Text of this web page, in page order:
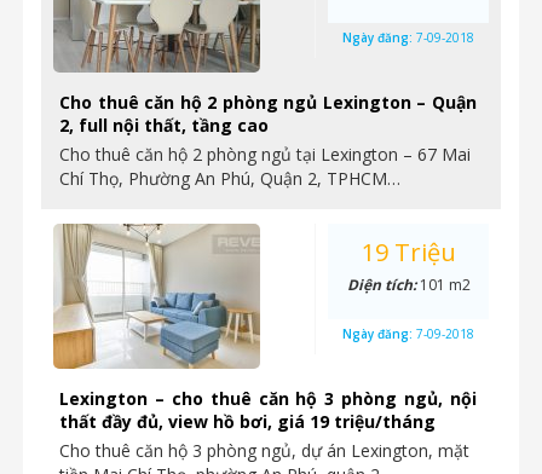
Cho thuê căn hộ 2 phòng ngủ Lexington – Quận
2, full nội thất, tầng cao
Cho thuê căn hộ 2 phòng ngủ tại Lexington – 67 Mai
Chí Thọ, Phường An Phú, Quận 2, TPHCM…
Ngày đăng: 7-09-2018
Lexington – cho thuê căn hộ 3 phòng ngủ, nội
thất đầy đủ, view hồ bơi, giá 19 triệu/tháng
Cho thuê căn hộ 3 phòng ngủ, dự án Lexington, mặt
19 Triệu
Diện tích:101 m2
Ngày đăng: 7-09-2018